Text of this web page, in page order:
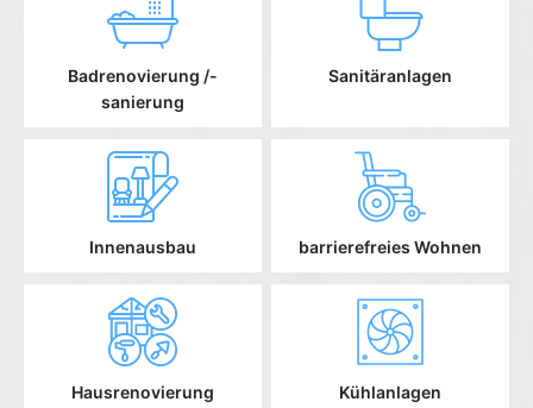
Badrenovierung /-
sanierung
Sanitäranlagen
Innenausbau barrierefreies Wohnen
Hausrenovierung Kühlanlagen